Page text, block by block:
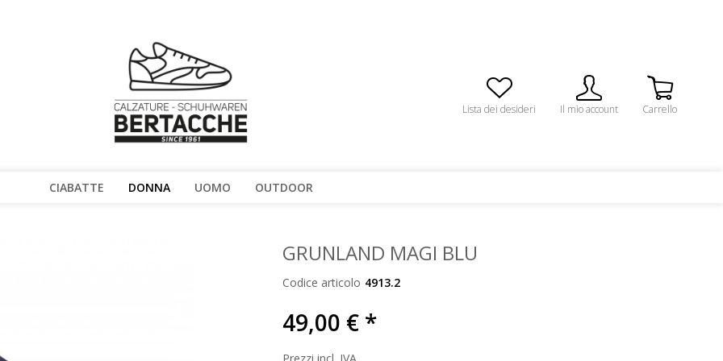
Lista dei desideri Il mio account Carrello
CIABATTE DONNA UOMO OUTDOOR
GRUNLAND MAGI BLU
Codice articolo 4913.2
49,00 € *